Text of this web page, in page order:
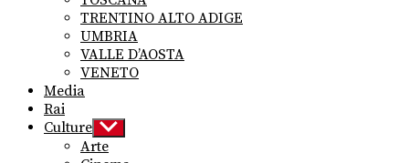
TRENTINO ALTO ADIGE
UMBRIA
VALLE D’AOSTA
VENETO
Media
Rai
Culture Show
sub
menu
Arte